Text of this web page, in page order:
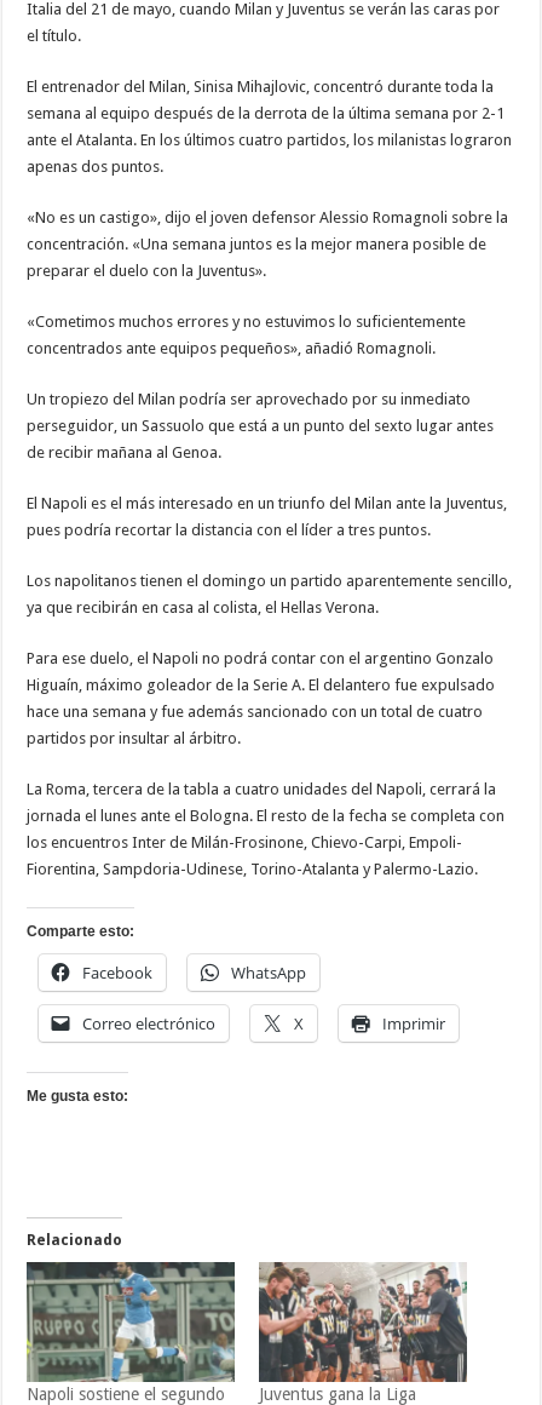
Italia del 21 de mayo, cuando Milan y Juventus se verán las caras por
el título.
El entrenador del Milan, Sinisa Mihajlovic, concentró durante toda la
semana al equipo después de la derrota de la última semana por 2-1
ante el Atalanta. En los últimos cuatro partidos, los milanistas lograron
apenas dos puntos.
«No es un castigo», dijo el joven defensor Alessio Romagnoli sobre la
concentración. «Una semana juntos es la mejor manera posible de
preparar el duelo con la Juventus».
«Cometimos muchos errores y no estuvimos lo suficientemente
concentrados ante equipos pequeños», añadió Romagnoli.
Un tropiezo del Milan podría ser aprovechado por su inmediato
perseguidor, un Sassuolo que está a un punto del sexto lugar antes
de recibir mañana al Genoa.
El Napoli es el más interesado en un triunfo del Milan ante la Juventus,
pues podría recortar la distancia con el líder a tres puntos.
Los napolitanos tienen el domingo un partido aparentemente sencillo,
ya que recibirán en casa al colista, el Hellas Verona.
Para ese duelo, el Napoli no podrá contar con el argentino Gonzalo
Higuaín, máximo goleador de la Serie A. El delantero fue expulsado
hace una semana y fue además sancionado con un total de cuatro
partidos por insultar al árbitro.
La Roma, tercera de la tabla a cuatro unidades del Napoli, cerrará la
jornada el lunes ante el Bologna. El resto de la fecha se completa con
los encuentros Inter de Milán-Frosinone, Chievo-Carpi, Empoli-
Fiorentina, Sampdoria-Udinese, Torino-Atalanta y Palermo-Lazio.
Comparte esto:
Facebook WhatsApp
Correo electrónico X Imprimir
Me gusta esto:
Relacionado
Napoli sostiene el segundo
Juventus gana la Liga